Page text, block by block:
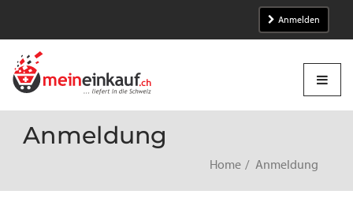
Anmelden
Anmeldung
Home Anmeldung